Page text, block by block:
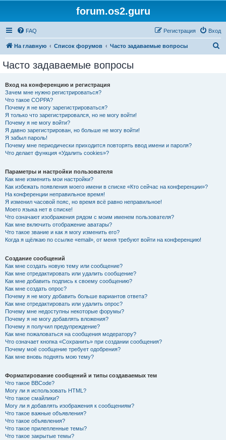
forum.os2.guru
FAQ Вход
Регистрация
На главную Список форумов Часто задаваемые вопросы
Часто задаваемые вопросы
Вход на конференцию и регистрация
Зачем мне нужно регистрироваться?
Что такое COPPA?
Почему я не могу зарегистрироваться?
Я только что зарегистрировался, но не могу войти!
Почему я не могу войти?
Я давно зарегистрирован, но больше не могу войти!
Я забыл пароль!
Почему мне периодически приходится повторять ввод имени и пароля?
Что делает функция «Удалить cookies»?
Параметры и настройки пользователя
Как мне изменить мои настройки?
Как избежать появления моего имени в списке «Кто сейчас на конференции»?
На конференции неправильное время!
Я изменил часовой пояс, но время всё равно неправильное!
Моего языка нет в списке!
Что означают изображения рядом с моим именем пользователя?
Как мне включить отображение аватары?
Что такое звание и как я могу изменить его?
Когда я щёлкаю по ссылке «email», от меня требуют войти на конференцию!
Создание сообщений
Как мне создать новую тему или сообщение?
Как мне отредактировать или удалить сообщение?
Как мне добавить подпись к своему сообщению?
Как мне создать опрос?
Почему я не могу добавить больше вариантов ответа?
Как мне отредактировать или удалить опрос?
Почему мне недоступны некоторые форумы?
Почему я не могу добавлять вложения?
Почему я получил предупреждение?
Как мне пожаловаться на сообщения модератору?
Что означает кнопка «Сохранить» при создании сообщения?
Почему моё сообщение требует одобрения?
Как мне вновь поднять мою тему?
Форматирование сообщений и типы создаваемых тем
Что такое BBCode?
Могу ли я использовать HTML?
Что такое смайлики?
Могу ли я добавлять изображения к сообщениям?
Что такое важные объявления?
Что такое объявления?
Что такое прилепленные темы?
Что такое закрытые темы?